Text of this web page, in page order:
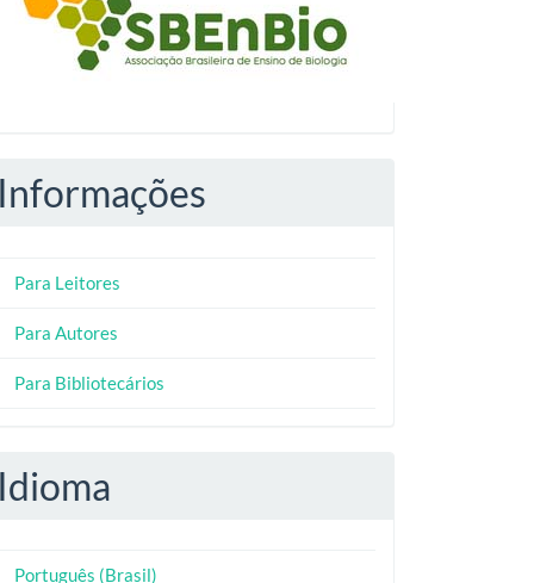
Informações
Para Leitores
Para Autores
Para Bibliotecários
Idioma
Português (Brasil)